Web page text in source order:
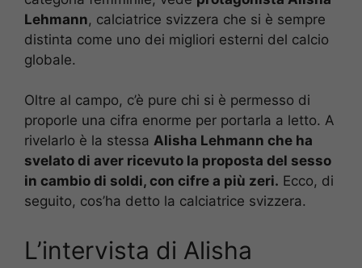
Lehmann, calciatrice svizzera che si è sempre
distinta come uno dei migliori esterni del calcio
globale.
Oltre al campo, c’è pure chi si è permesso di
proporle una cifra enorme per portarla a letto. A
rivelarlo è la stessa Alisha Lehmann che ha
svelato di aver ricevuto la proposta del sesso
in cambio di soldi, con cifre a più zeri. Ecco, di
seguito, cos’ha detto la calciatrice svizzera.
L’intervista di Alisha